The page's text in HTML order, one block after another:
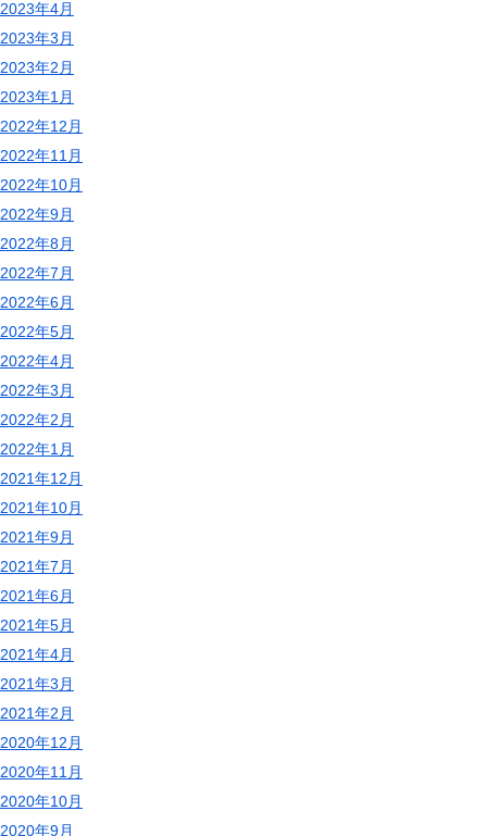
2023年4月
2023年3月
2023年2月
2023年1月
2022年12月
2022年11月
2022年10月
2022年9月
2022年8月
2022年7月
2022年6月
2022年5月
2022年4月
2022年3月
2022年2月
2022年1月
2021年12月
2021年10月
2021年9月
2021年7月
2021年6月
2021年5月
2021年4月
2021年3月
2021年2月
2020年12月
2020年11月
2020年10月
2020年9月